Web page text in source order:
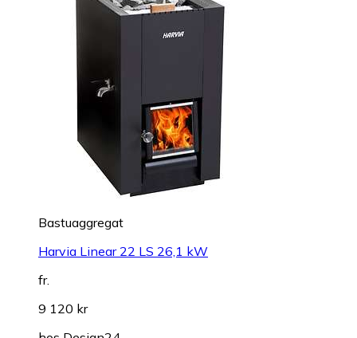
Bastuaggregat
Harvia Linear 22 LS 26,1 kW
fr.
9 120 kr